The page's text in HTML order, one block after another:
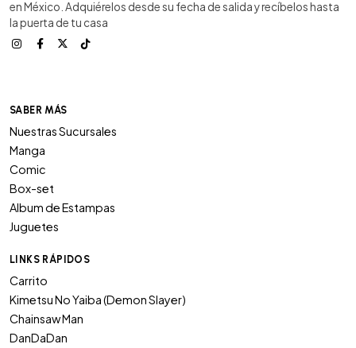
en México. Adquiérelos desde su fecha de salida y recíbelos hasta
la puerta de tu casa
SABER MÁS
Nuestras Sucursales
Manga
Comic
Box-set
Album de Estampas
Juguetes
LINKS RÁPIDOS
Carrito
Kimetsu No Yaiba (Demon Slayer)
Chainsaw Man
DanDaDan